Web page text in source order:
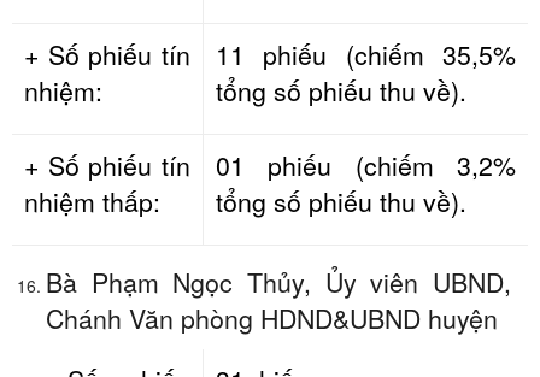
+ Số phiếu tín
nhiệm:
11 phiếu (chiếm 35,5%
tổng số phiếu thu về).
+ Số phiếu tín
nhiệm thấp:
01 phiếu (chiếm 3,2%
tổng số phiếu thu về).
Bà Phạm Ngọc Thủy, Ủy viên UBND,
Chánh Văn phòng HDND&UBND huyện